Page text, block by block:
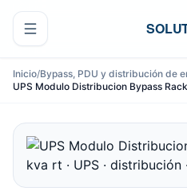
Ir al contenido
Inicio/Bypass, PDU y distribución de
UPS Modulo Distribucion Bypass